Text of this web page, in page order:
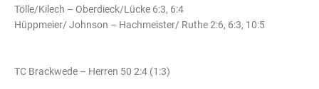
Tölle/Kilech – Oberdieck/Lücke 6:3, 6:4
Hüppmeier/ Johnson – Hachmeister/ Ruthe 2:6, 6:3, 10:5
TC Brackwede – Herren 50 2:4 (1:3)